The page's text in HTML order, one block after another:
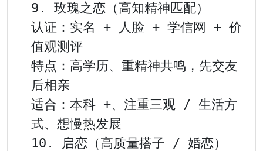
9. 玫瑰之恋（高知精神匹配）
认证：实名 + 人脸 + 学信网 + 价
值观测评
特点：高学历、重精神共鸣，先交友
后相亲
适合：本科 +、注重三观 / 生活方
式、想慢热发展
10. 启恋（高质量搭子 / 婚恋）